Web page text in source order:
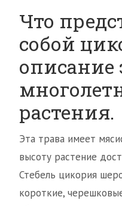
Что
собой
описание
растения.
Эта трава имеет
высоту растение
Стебель цикория
короткие,